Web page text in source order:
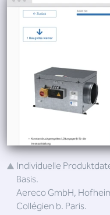
Individuelle
Basis.
Aereco GmbH,
Collégien b. Paris.